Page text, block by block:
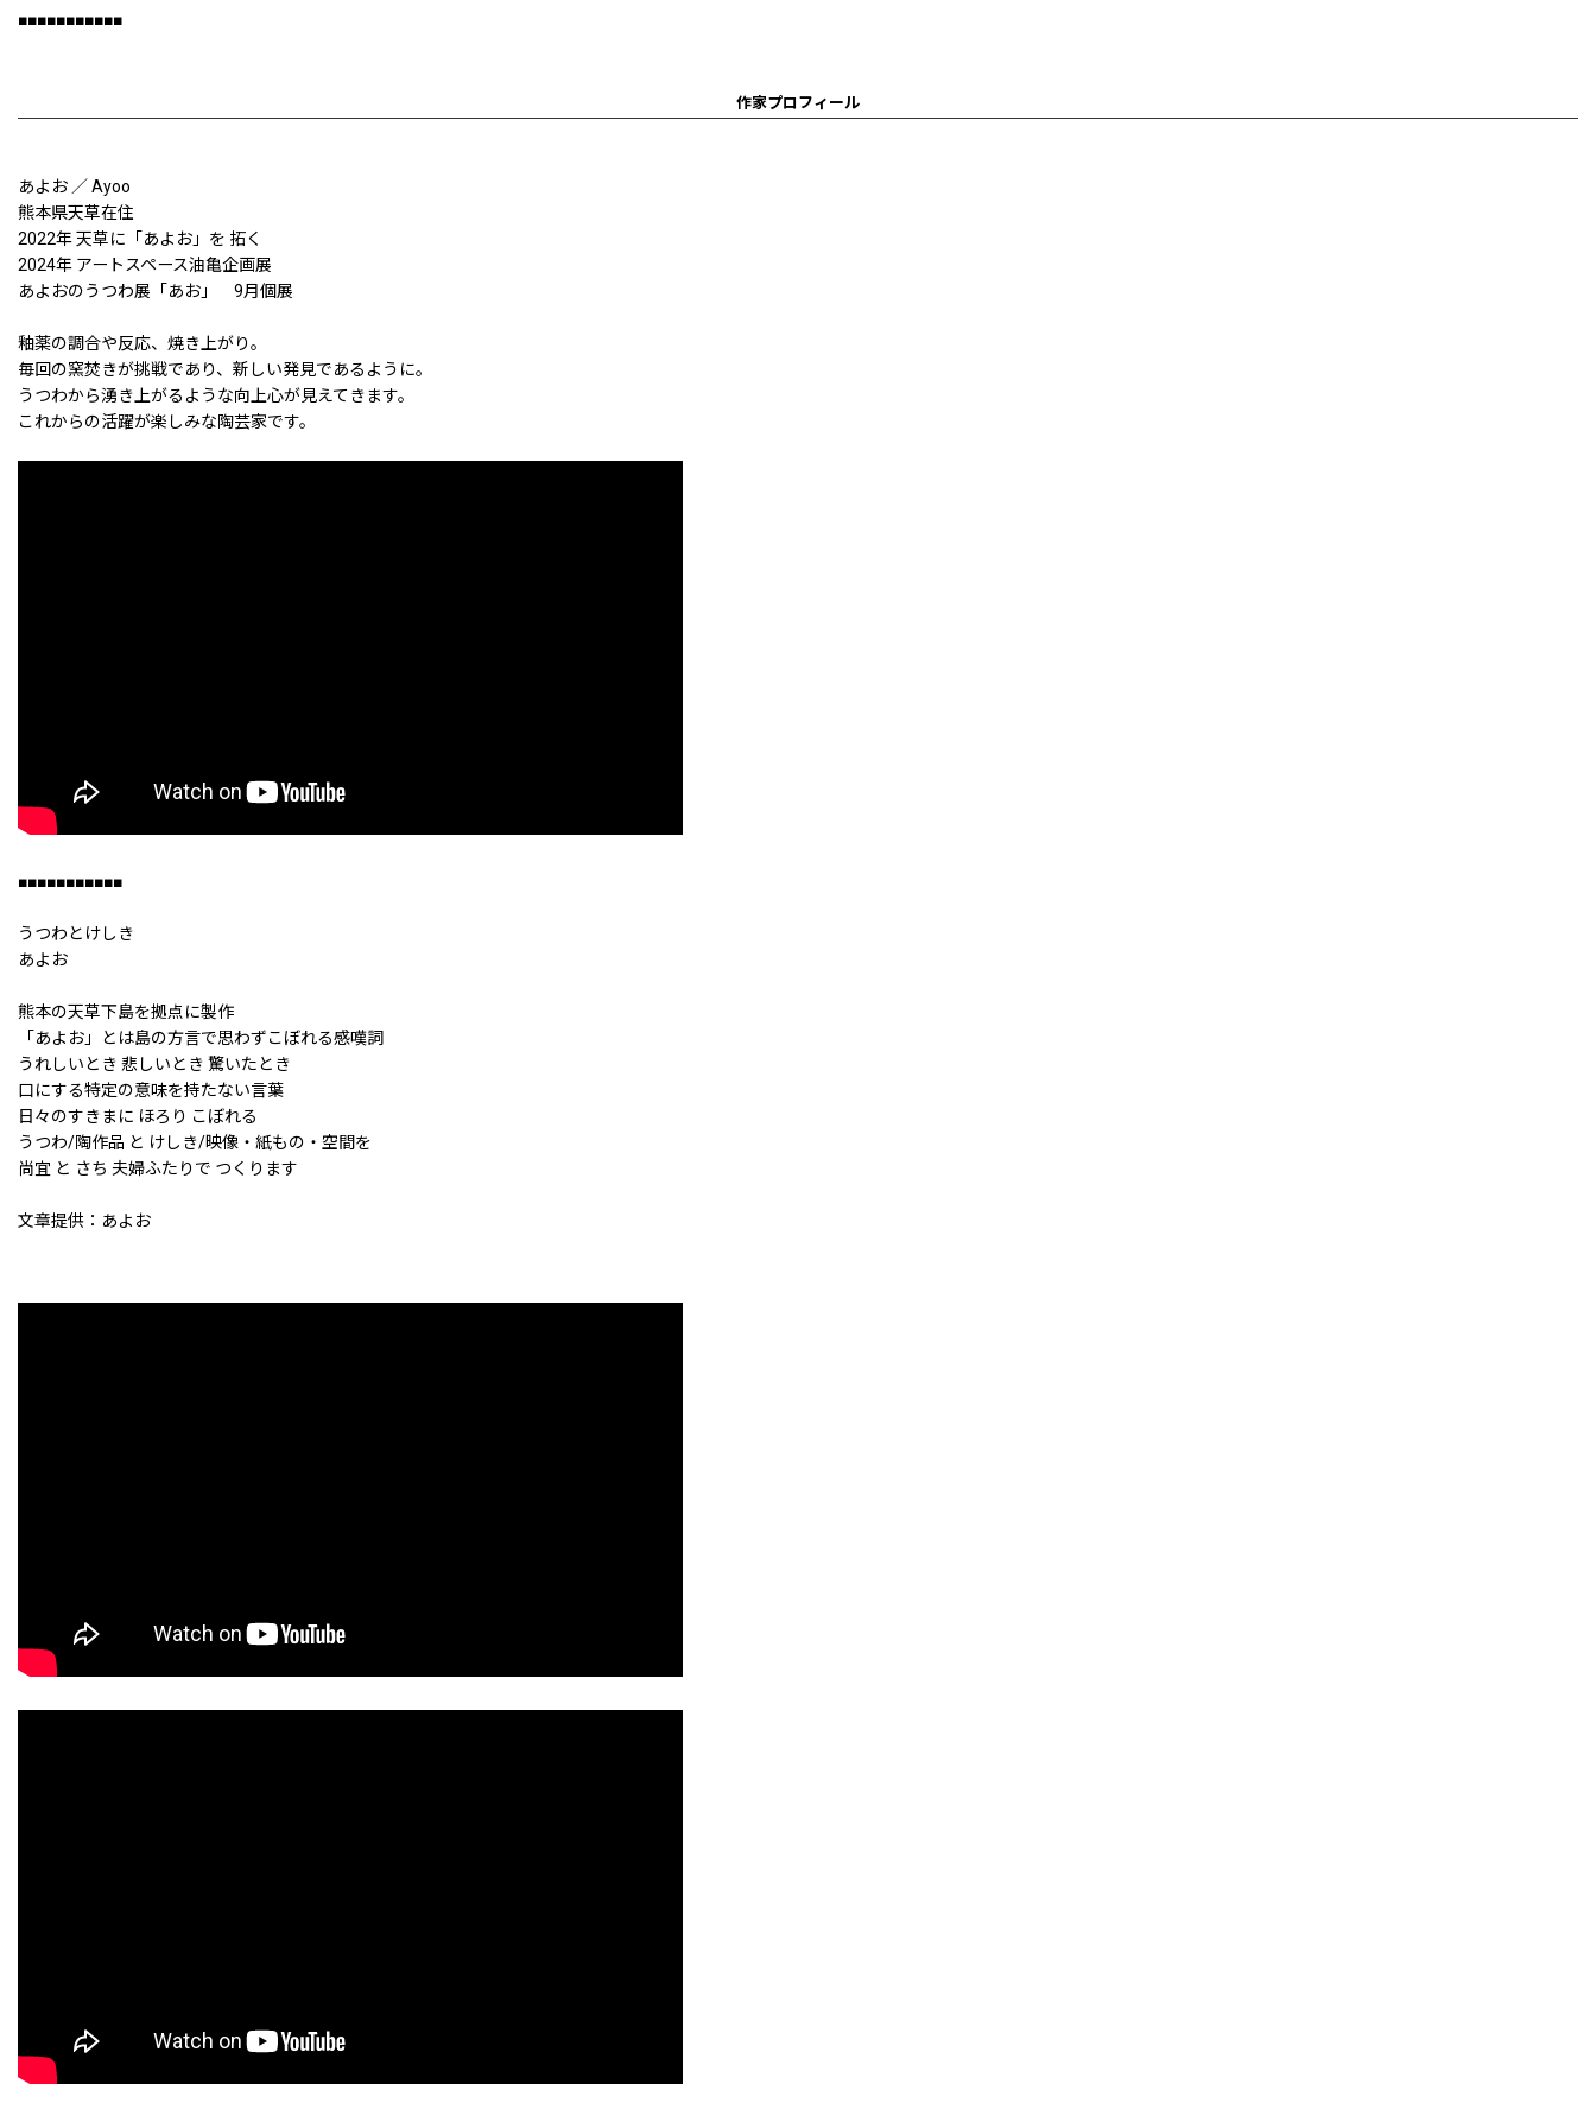
■■■■■■■■■■■
作家プロフィール
あよお ／ Ayoo
熊本県天草在住
2022年 天草に「あよお」を 拓く
2024年 アートスペース油亀企画展
あよおのうつわ展「あお」 9月個展
釉薬の調合や反応、焼き上がり。
毎回の窯焚きが挑戦であり、新しい発見であるように。
うつわから湧き上がるような向上心が見えてきます。
これからの活躍が楽しみな陶芸家です。
■■■■■■■■■■■
うつわとけしき
あよお
熊本の天草下島を拠点に製作
「あよお」とは島の方言で思わずこぼれる感嘆詞
うれしいとき 悲しいとき 驚いたとき
口にする特定の意味を持たない言葉
日々のすきまに ほろり こぼれる
うつわ/陶作品 と けしき/映像・紙もの・空間を
尚宜 と さち 夫婦ふたりで つくります
文章提供：あよお